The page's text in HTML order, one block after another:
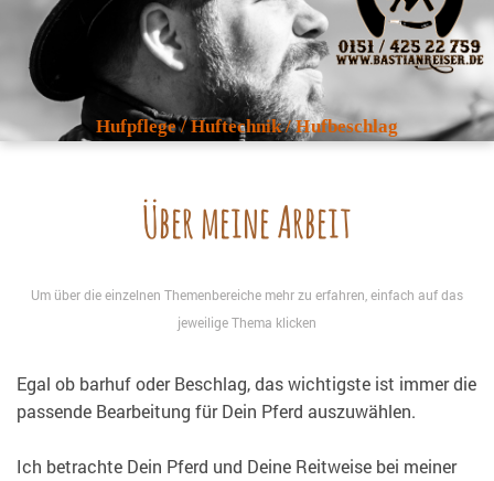
Hufpflege / Huftechnik / Hufbeschlag
Über meine Arbeit
Um über die einzelnen Themenbereiche mehr zu erfahren, einfach auf das
jeweilige Thema klicken
Egal ob barhuf oder Beschlag, das wichtigste ist immer die
passende Bearbeitung für Dein Pferd auszuwählen.
Ich betrachte Dein Pferd und Deine Reitweise bei meiner